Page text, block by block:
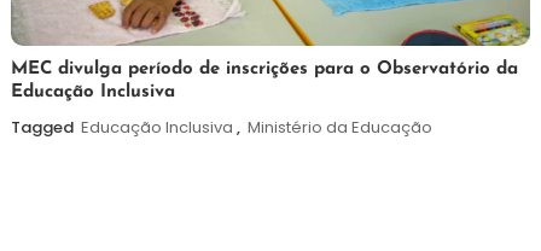
7
de
agosto
Maurilio
MEC divulga período de inscrições para o Observatório da
Educação Inclusiva
Tagged Educação Inclusiva , Ministério da Educação